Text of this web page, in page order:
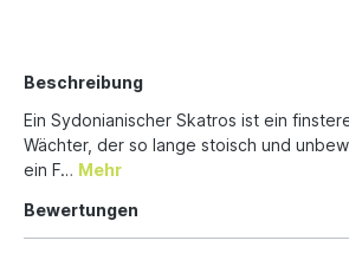
Beschreibung
Ein Sydonianischer Skatros ist ein
Wächter, der so lange stoisch und
ein F… Mehr
Bewertungen